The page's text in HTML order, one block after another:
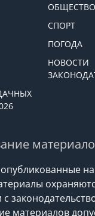
ОБЩЕСТВО
СПОРТ
ПОГОДА
НОВОСТИ
с
материалов